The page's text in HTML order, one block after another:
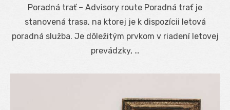
Poradná trať – Advisory route Poradná trať je
stanovená trasa, na ktorej je k dispozícii letová
poradná služba. Je dôležitým prvkom v riadení letovej
prevádzky, …